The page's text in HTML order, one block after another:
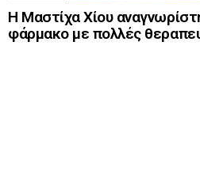
Η Μαστίχα Χίου
φάρμακο με πολλές